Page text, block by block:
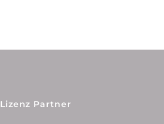
Lizenz Partner